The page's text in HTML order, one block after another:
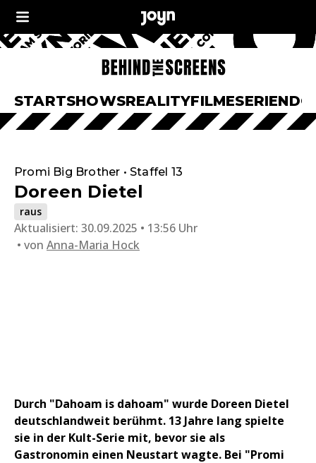
STARTSHOWSREALITYFILMESERIEN
Promi Big Brother • Staffel 13
Doreen Dietel
raus
Aktualisiert: 30.09.2025 • 13:56 Uhr
von Anna-Maria Hock
Durch "Dahoam is dahoam" wurde Doreen Dietel
deutschlandweit berühmt. 13 Jahre lang spielte
sie in der Kult-Serie mit, bevor sie als
Gastronomin einen Neustart wagte. Bei "Promi